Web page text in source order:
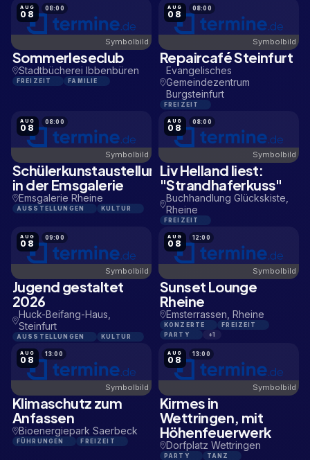
AUG
08
08:00
19,1 KM
Symbolbild
Sommerleseclub
Stadtbücherei Ibbenbüren
FREIZEIT FAMILIE
AUG
08
08:00
16,3 KM
Symbolbild
Repaircafé Steinfurt
Evangelisches
Gemeindezentrum
Burgsteinfurt
FREIZEIT
AUG
08
08:00
0,5 KM
Symbolbild
Schülerkunstaustellung
in der Emsgalerie
Emsgalerie Rheine
AUSSTELLUNGEN KULTUR
AUG
08
08:00
0,2 KM
Symbolbild
Liv Helland liest:
"Strandhaferkuss"
Buchhandlung Glückskiste,
Rheine
FREIZEIT
AUG
08
09:00
16,1 KM
Symbolbild
Jugend gestaltet
2026
Huck-Beifang-Haus,
Steinfurt
AUSSTELLUNGEN KULTUR
AUG
08
12:00
0,2 KM
Symbolbild
Sunset Lounge
Rheine
Emsterrassen, Rheine
KONZERTE
FREIZEIT
PARTY
+1
AUG
08
13:00
15,9 KM
Symbolbild
Klimaschutz zum
Anfassen
Bioenergiepark Saerbeck
FÜHRUNGEN FREIZEIT
AUG
08
13:00
11,2 KM
Symbolbild
Kirmes in
Wettringen, mit
Höhenfeuerwerk
Dorfplatz Wettringen
PARTY TANZ